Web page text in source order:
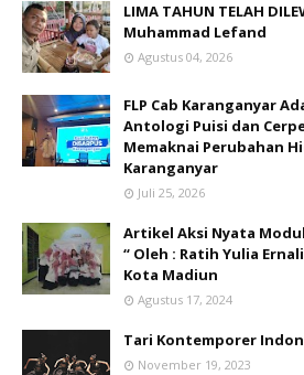
LIMA TAHUN TELAH
Muhammad Lefand
Agustus 04, 2026
FLP Cab Karanganyar
Antologi Puisi dan
Memaknai Perubahan
Karanganyar
Juli 25, 2026
Artikel Aksi Nyata
“ Oleh : Ratih Yulia
Kota Madiun
Agustus 17, 2024
Tari Kontemporer
November 19, 2023